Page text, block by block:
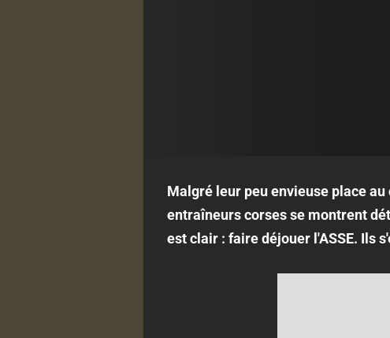
Malgré leur peu envieuse place
entraîneurs corses se montrent
est clair : faire déjouer l'ASSE. Ils